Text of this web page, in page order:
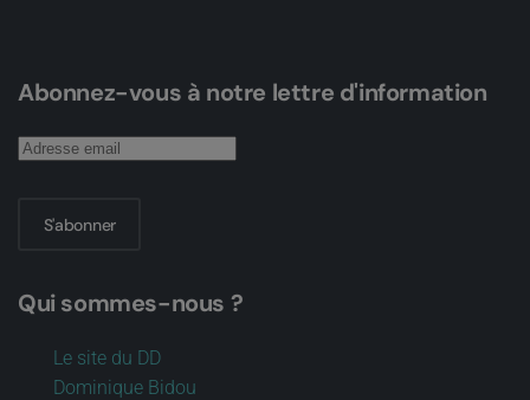
Abonnez-vous à notre lettre d'information
S'abonner
Qui sommes-nous ?
Le site du DD
Dominique Bidou